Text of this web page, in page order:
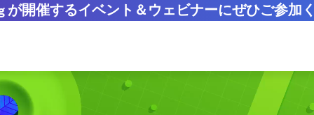
が開催するイベント＆ウェビナーにぜひご参加